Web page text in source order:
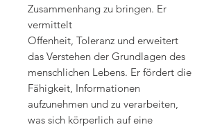
Zusammenhang zu bringen. Er
vermittelt
Offenheit, Toleranz und erweitert
das Verstehen der Grundlagen des
menschlichen Lebens. Er fördert die
Fähigkeit, Informationen
aufzunehmen und zu verarbeiten,
was sich körperlich auf eine